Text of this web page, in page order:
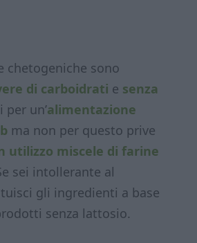
chetogeniche sono
di carboidrati e senza
per un’alimentazione
ma non per questo prive
utilizzo miscele di farine
sei intollerante al
gli ingredienti a base
senza lattosio.